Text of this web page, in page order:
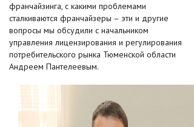
франчайзинга, с какими проблемами
сталкиваются франчайзеры – эти и другие
вопросы мы обсудили с начальником
управления лицензирования и регулирования
потребительского рынка Тюменской области
Андреем Пантелеевым.